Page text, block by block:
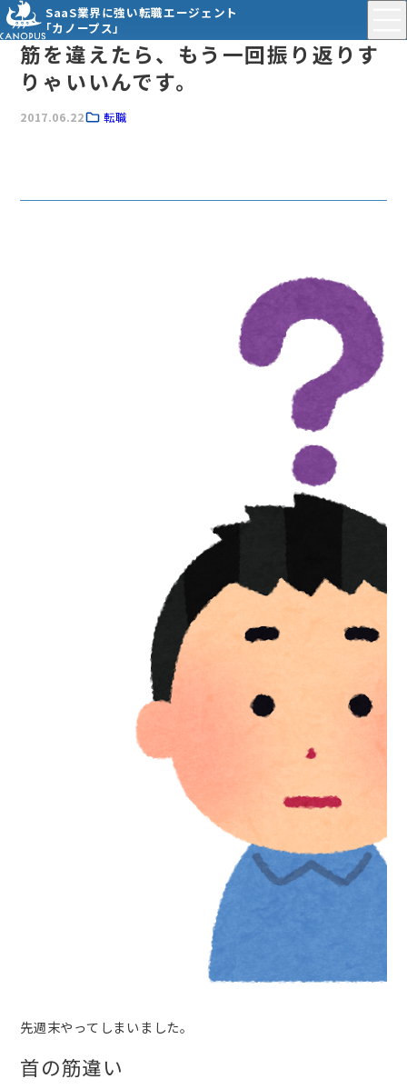
SaaS業界に強い転職エージェント
「カノープス」
筋を違えたら、もう一回振り返りす
りゃいいんです。
2017.06.22 転職
先週末やってしまいました。
首の筋違い